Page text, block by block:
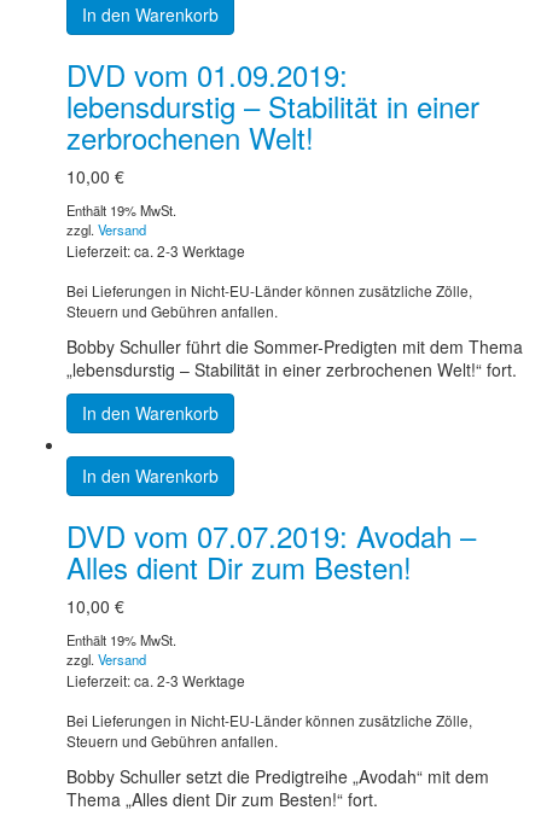
In den Warenkorb
DVD vom 01.09.2019:
lebensdurstig – Stabilität in einer
zerbrochenen Welt!
10,00 €
Enthält 19% MwSt.
zzgl. Versand
Lieferzeit: ca. 2-3 Werktage
Bei Lieferungen in Nicht-EU-Länder können zusätzliche Zölle,
Steuern und Gebühren anfallen.
Bobby Schuller führt die Sommer-Predigten mit dem Thema
„lebensdurstig – Stabilität in einer zerbrochenen Welt!“ fort.
In den Warenkorb
In den Warenkorb
DVD vom 07.07.2019: Avodah –
Alles dient Dir zum Besten!
10,00 €
Enthält 19% MwSt.
zzgl. Versand
Lieferzeit: ca. 2-3 Werktage
Bei Lieferungen in Nicht-EU-Länder können zusätzliche Zölle,
Steuern und Gebühren anfallen.
Bobby Schuller setzt die Predigtreihe „Avodah“ mit dem
Thema „Alles dient Dir zum Besten!“ fort.